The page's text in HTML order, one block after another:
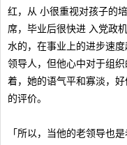
红，从 小很重视对孩子的
席，毕业后很快进 入党政
水的，在事业上的进步速
领导人，但他心中对于组
着，她的语气平和寡淡，
的评价。
「所以，当他的老领导也